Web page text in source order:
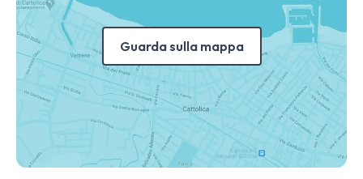
Guarda sulla mappa